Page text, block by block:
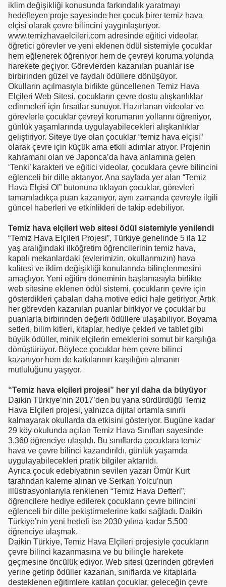
iklim değişikliği konusunda farkındalık yaratmayı
hedefleyen proje sayesinde her çocuk birer temiz hava
elçisi olarak çevre bilincini yaygınlaştırıyor.
www.temizhavaelcileri.com adresinde eğitici videolar,
öğretici görevler ve yeni eklenen ödül sistemiyle çocuklar
hem eğlenerek öğreniyor hem de çevreyi koruma yolunda
harekete geçiyor. Görevlerden kazanılan puanlar ise
birbirinden güzel ve faydalı ödüllere dönüşüyor.
Okulların açılmasıyla birlikte güncellenen Temiz Hava
Elçileri Web Sitesi, çocukların çevre dostu alışkanlıklar
edinmeleri için fırsatlar sunuyor. Hazırlanan videolar ve
görevlerle çocuklar çevreyi korumanın yollarını öğreniyor,
günlük yaşamlarında uygulayabilecekleri alışkanlıklar
geliştiriyor. Siteye üye olan çocuklar “temiz hava elçisi”
olarak çevre için küçük ama etkili adımlar atıyor. Projenin
kahramanı olan ve Japonca’da hava anlamına gelen
‘Tenki’ karakteri ve eğitici videolar, çocuklara çevre bilincini
eğlenceli bir dille aktarıyor. Ana sayfada yer alan “Temiz
Hava Elçisi Ol” butonuna tıklayan çocuklar, görevleri
tamamladıkça puan kazanıyor, aynı zamanda çevreyle ilgili
güncel haberleri ve etkinlikleri de takip edebiliyor.
Temiz hava elçileri web sitesi ödül sistemiyle yenilendi
“Temiz Hava Elçileri Projesi”, Türkiye genelinde 5 ila 12
yaş aralığındaki ilköğretim öğrencilerinin temiz hava,
kapalı mekanlardaki (evlerimizin, okullarımızın) hava
kalitesi ve iklim değişikliği konularında bilinçlenmesini
amaçlıyor. Yeni eğitim döneminin başlamasıyla birlikte
web sitesine eklenen ödül sistemi, çocukların çevre için
gösterdikleri çabaları daha motive edici hale getiriyor. Artık
her görevden kazanılan puanlar birikiyor ve çocuklar bu
puanlarla birbirinden değerli ödüllere ulaşabiliyor. Boyama
setleri, bilim kitleri, kitaplar, hediye çekleri ve tablet gibi
büyük ödüller, minik elçilerin emeklerini somut bir karşılığa
dönüştürüyor. Böylece çocuklar hem çevre bilinci
kazanıyor hem de katkılarının karşılığını almanın
mutluluğunu yaşıyor.
“Temiz hava elçileri projesi” her yıl daha da büyüyor
Daikin Türkiye’nin 2017’den bu yana sürdürdüğü Temiz
Hava Elçileri projesi, yalnızca dijital ortamla sınırlı
kalmayarak okullarda da etkisini gösteriyor. Bugüne kadar
29 köy okulunda açılan Temiz Hava Sınıfları sayesinde
3.360 öğrenciye ulaşıldı. Bu sınıflarda çocuklara temiz
hava ve çevre bilinci kazandırıldı, günlük yaşamda
uygulayabilecekleri pratik bilgiler aktarıldı.
Ayrıca çocuk edebiyatının sevilen yazarı Ömür Kurt
tarafından kaleme alınan ve Serkan Yolcu’nun
illüstrasyonlarıyla renklenen “Temiz Hava Defteri”,
öğrencilere hediye edilerek çocukların çevre bilincini
eğlenceli bir dille pekiştirmelerine katkı sağladı. Daikin
Türkiye’nin yeni hedefi ise 2030 yılına kadar 5.500
öğrenciye ulaşmak.
Daikin Türkiye, Temiz Hava Elçileri projesiyle çocukların
çevre bilinci kazanmasına ve bu bilinçle harekete
geçmesine öncülük ediyor. Web sitesi üzerinden görevleri
yerine getirip ödüller kazanan, sınıflarda ve kitaplarla
desteklenen eğitimlere katılan çocuklar, geleceğin çevre